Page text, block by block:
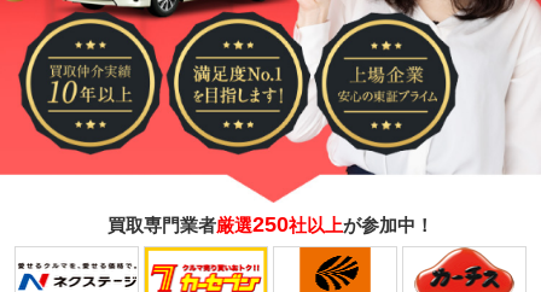
買取専門業者厳選250社以上が参加中！